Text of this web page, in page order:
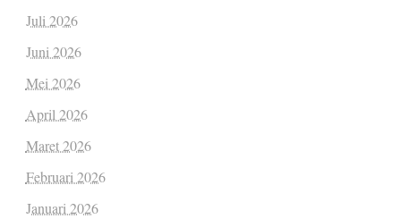
Juli 2026
Juni 2026
Mei 2026
April 2026
Maret 2026
Februari 2026
Januari 2026